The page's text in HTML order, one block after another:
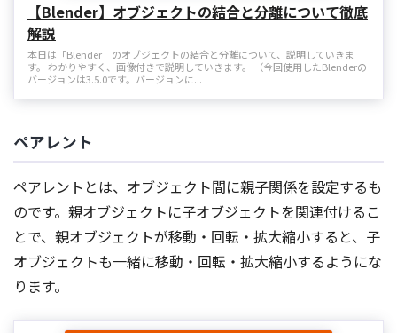
【Blender】オブジェクトの結合と分離について徹底
解説
本日は「Blender」のオブジェクトの結合と分離について、説明していきま
す。 わかりやすく、画像付きで説明していきます。 （今回使用したBlenderの
バージョンは3.5.0です。バージョンに...
ペアレント
ペアレントとは、オブジェクト間に親子関係を設定するも
のです。親オブジェクトに子オブジェクトを関連付けるこ
とで、親オブジェクトが移動・回転・拡大縮小すると、子
オブジェクトも一緒に移動・回転・拡大縮小するようにな
ります。